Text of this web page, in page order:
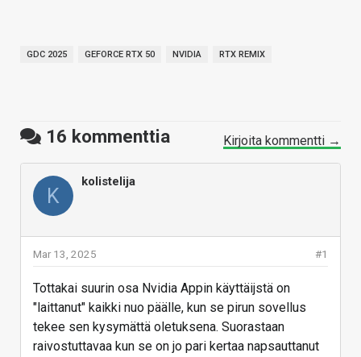
GDC 2025 GEFORCE RTX 50 NVIDIA RTX REMIX
16 kommenttia Kirjoita kommentti →
K
kolistelija
#1
Mar 13, 2025
Tottakai suurin osa Nvidia Appin käyttäijstä on
"laittanut" kaikki nuo päälle, kun se pirun sovellus
tekee sen kysymättä oletuksena. Suorastaan
raivostuttavaa kun se on jo pari kertaa napsauttanut